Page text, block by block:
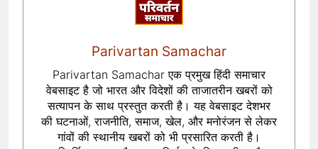
Parivartan Samachar
Parivartan Samachar एक प्रमुख हिंदी समाचार
वेबसाइट है जो भारत और विदेशों की ताजातरीन खबरों को
सत्यापन के साथ प्रस्तुत करती है। यह वेबसाइट देशभर
की घटनाओं, राजनीति, समाज, खेल, और मनोरंजन से लेकर
गांवों की स्थानीय खबरों को भी प्रसारित करती है।